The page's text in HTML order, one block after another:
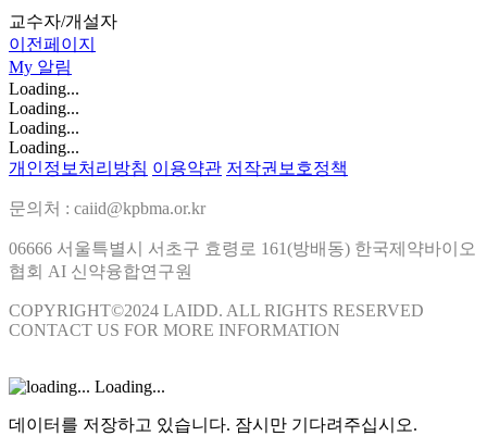
교수자/개설자
이전페이지
My 알림
Loading...
Loading...
Loading...
Loading...
개인정보처리방침 이용약관 저작권보호정책
문의처 : caiid@kpbma.or.kr
06666 서울특별시 서초구 효령로 161(방배동) 한국제약바이오
협회 AI 신약융합연구원
COPYRIGHT©2024 LAIDD. ALL RIGHTS RESERVED
CONTACT US FOR MORE INFORMATION
Loading...
데이터를 저장하고 있습니다. 잠시만 기다려주십시오.